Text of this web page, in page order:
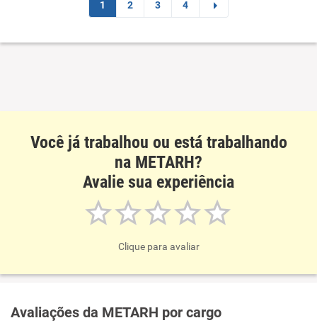
1 2 3 4
Você já trabalhou ou está trabalhando
na METARH?
Avalie sua experiência
Clique para avaliar
Avaliações da METARH por cargo